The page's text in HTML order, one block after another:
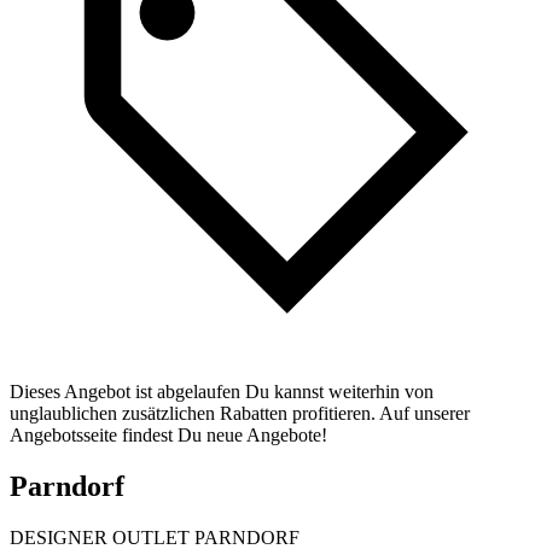
Dieses Angebot ist abgelaufen Du kannst weiterhin von
unglaublichen zusätzlichen Rabatten profitieren. Auf unserer
Angebotsseite findest Du neue Angebote!
Parndorf
DESIGNER OUTLET PARNDORF